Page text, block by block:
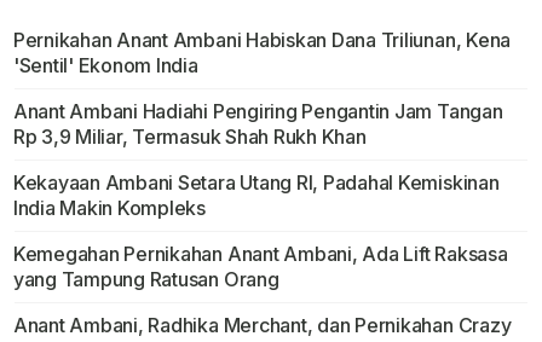
Pernikahan Anant Ambani Habiskan Dana Triliunan, Kena
'Sentil' Ekonom India
Anant Ambani Hadiahi Pengiring Pengantin Jam Tangan
Rp 3,9 Miliar, Termasuk Shah Rukh Khan
Kekayaan Ambani Setara Utang RI, Padahal Kemiskinan
India Makin Kompleks
Kemegahan Pernikahan Anant Ambani, Ada Lift Raksasa
yang Tampung Ratusan Orang
Anant Ambani, Radhika Merchant, dan Pernikahan Crazy